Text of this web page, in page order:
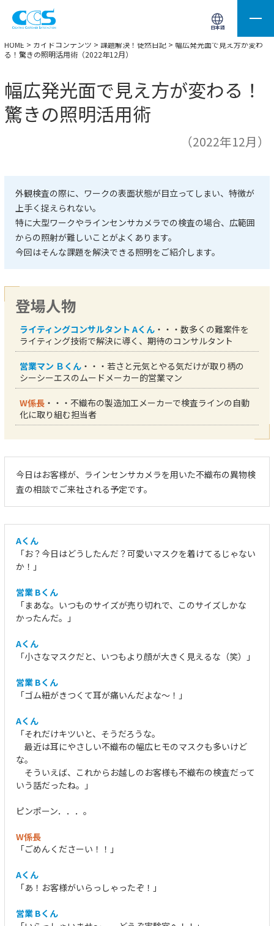
日本語
画像処理用の製品検索 サイト内検索(Enterで実行)
HOME > ガイドコンテンツ > 課題解決！徒然日記 > 幅広発光面で見え方が変わ
る！驚きの照明活用術（2022年12月）
幅広発光面で見え方が変わる！
驚きの照明活用術
（2022年12月）
外観検査の際に、ワークの表面状態が目立ってしまい、特徴が
上手く捉えられない。
特に大型ワークやラインセンサカメラでの検査の場合、広範囲
からの照射が難しいことがよくあります。
今回はそんな課題を解決できる照明をご紹介します。
登場人物
ライティングコンサルタント Aくん ・・・数多くの難案件を
ライティング技術で解決に導く、期待のコンサルタント
営業マン Ｂくん ・・・若さと元気とやる気だけが取り柄の
シーシーエスのムードメーカー的営業マン
W係長 ・・・不織布の製造加工メーカーで検査ラインの自動
化に取り組む担当者
今日はお客様が、ラインセンサカメラを用いた不織布の異物検
査の相談でご来社される予定です。
Aくん
「お？今日はどうしたんだ？可愛いマスクを着けてるじゃない
か！」
営業 Bくん
「まあな。いつものサイズが売り切れで、このサイズしかな
かったんだ。」
Aくん
「小さなマスクだと、いつもより顔が大きく見えるな（笑）」
営業 Bくん
「ゴム紐がきつくて耳が痛いんだよな～！」
Aくん
「それだけキツいと、そうだろうな。
最近は耳にやさしい不織布の幅広ヒモのマスクも多いけど
な。
そういえば、これからお越しのお客様も不織布の検査だって
いう話だったね。」
ピンポーン．．．。
W係長
「ごめんくださーい！！」
Aくん
「あ！お客様がいらっしゃったぞ！」
営業 Bくん